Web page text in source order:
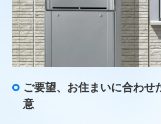
ご要望、お住まいに合わせ
意